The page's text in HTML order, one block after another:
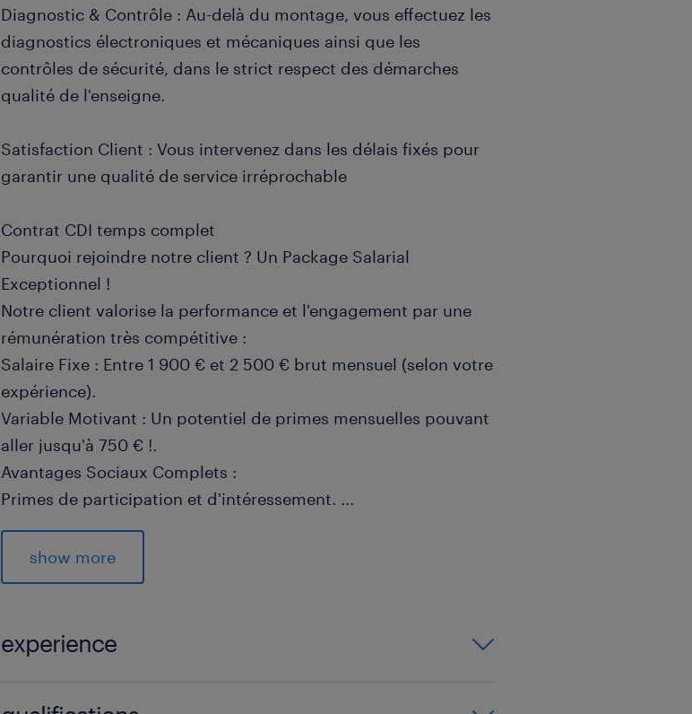
Diagnostic & Contrôle : Au-delà du montage, vous effectuez les
diagnostics électroniques et mécaniques ainsi que les
contrôles de sécurité, dans le strict respect des démarches
qualité de l'enseigne.
Satisfaction Client : Vous intervenez dans les délais fixés pour
garantir une qualité de service irréprochable
Contrat CDI temps complet
Pourquoi rejoindre notre client ? Un Package Salarial
Exceptionnel !
Notre client valorise la performance et l'engagement par une
rémunération très compétitive :
Salaire Fixe : Entre 1 900 € et 2 500 € brut mensuel (selon votre
expérience).
Variable Motivant : Un potentiel de primes mensuelles pouvant
aller jusqu'à 750 € !.
Avantages Sociaux Complets :
Primes de participation et d'intéressement. ...
Épargne salariale avantageuse et abondée par l'entreprise (PEE
et PERECO).
Titres Restaurant.
Accès à un CSE dynamique et tarifs préférentiels sur les
produits (avec ancienneté).
show more
experience